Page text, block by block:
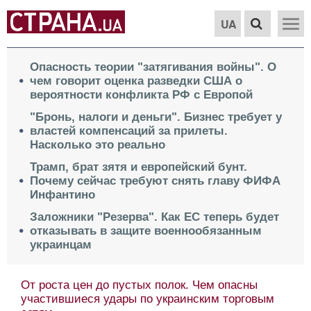
UA
Опасность теории "затягивания войны". О
чем говорит оценка разведки США о
вероятности конфликта РФ с Европой
"Бронь, налоги и деньги". Бизнес требует у
властей компенсаций за прилеты.
Насколько это реально
Трамп, брат зятя и европейский бунт.
Почему сейчас требуют снять главу ФИФА
Инфантино
Заложники "Резерва". Как ЕС теперь будет
отказывать в защите военнообязанным
украинцам
От роста цен до пустых полок. Чем опасны
участившиеся удары по украинским торговым